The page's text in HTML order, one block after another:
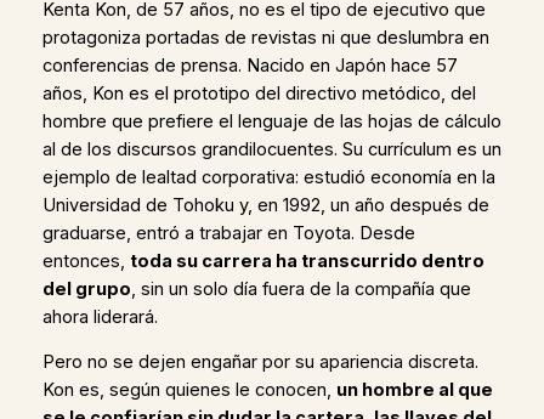
Kenta Kon, de 57 años, no es el tipo de ejecutivo que
protagoniza portadas de revistas ni que deslumbra en
conferencias de prensa. Nacido en Japón hace 57
años, Kon es el prototipo del directivo metódico, del
hombre que prefiere el lenguaje de las hojas de cálculo
al de los discursos grandilocuentes. Su currículum es un
ejemplo de lealtad corporativa: estudió economía en la
Universidad de Tohoku y, en 1992, un año después de
graduarse, entró a trabajar en Toyota. Desde
entonces, toda su carrera ha transcurrido dentro
del grupo, sin un solo día fuera de la compañía que
ahora liderará.
Pero no se dejen engañar por su apariencia discreta.
Kon es, según quienes le conocen, un hombre al que